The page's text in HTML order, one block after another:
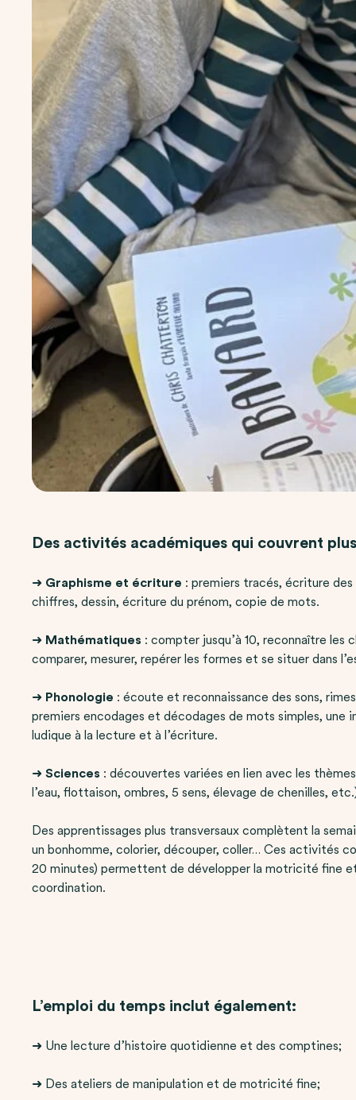
Des activités académiques qui couvrent
➜ Graphisme et écriture : premiers tracés, écriture
chiffres, dessin, écriture du prénom, copie de mots.
➜ Mathématiques : compter jusqu’à 10, reconnaître les
comparer, mesurer, repérer les formes et se situer dans
➜ Phonologie : écoute et reconnaissance des sons,
premiers encodages et décodages de mots simples, une
ludique à la lecture et à l’écriture.
➜Sciences : découvertes variées en lien avec les
l’eau, flottaison, ombres, 5 sens, élevage de chenilles,
Des apprentissages plus transversaux complètent la
un bonhomme, colorier, découper, coller… Ces activités
20 minutes) permettent de développer la motricité fine
coordination.
L’emploi du temps inclut également:
➜ Une lecture d’histoire quotidienne et des comptines;
➜ Des ateliers de manipulation et de motricité fine;